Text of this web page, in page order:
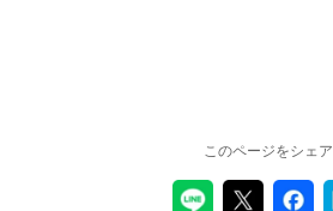
このページをシェア